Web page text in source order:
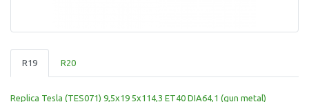
R19 R20
Replica Tesla (TES071) 9,5x19 5x114,3 ET40 DIA64,1 (gun metal)